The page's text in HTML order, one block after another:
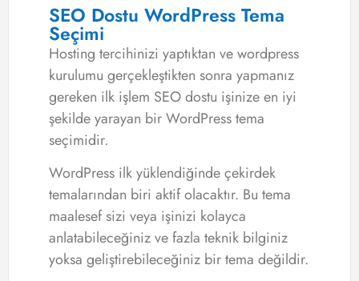
SEO Dostu WordPress Tema
Seçimi
Hosting tercihinizi yaptıktan ve wordpress
kurulumu gerçekleştikten sonra yapmanız
gereken ilk işlem SEO dostu işinize en iyi
şekilde yarayan bir WordPress tema
seçimidir.
WordPress ilk yüklendiğinde çekirdek
temalarından biri aktif olacaktır. Bu tema
maalesef sizi veya işinizi kolayca
anlatabileceğiniz ve fazla teknik bilginiz
yoksa geliştirebileceğiniz bir tema değildir.